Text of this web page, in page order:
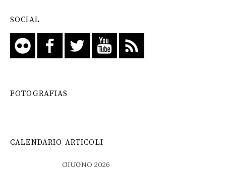
SOCIAL
FOTOGRAFIAS
CALENDARIO ARTICOLI
GIUGNO 2026